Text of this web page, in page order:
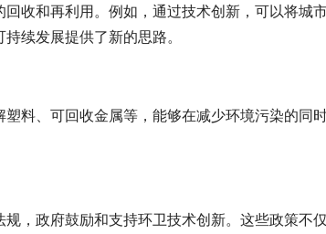
收和再利用。例如，通过技术创新，可以将城
续发展提供了新的思路。
料、可回收金属等，能够在减少环境污染的同
，政府鼓励和支持环卫技术创新。这些政策不